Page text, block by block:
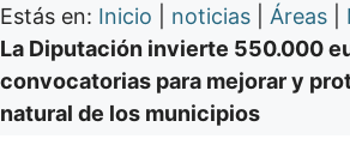
Estás en: Inicio noticias Áreas
La Diputación invierte 550.000
convocatorias para mejorar y
natural de los municipios